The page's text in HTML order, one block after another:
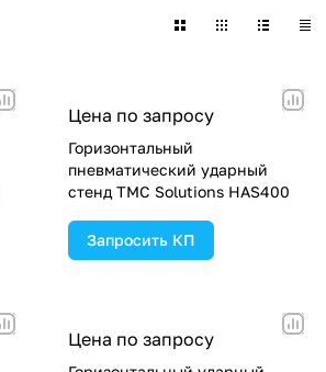
Цена по запросу
Горизонтальный
пневматический ударный
стенд TMC Solutions HAS400
Запросить КП
Цена по запросу